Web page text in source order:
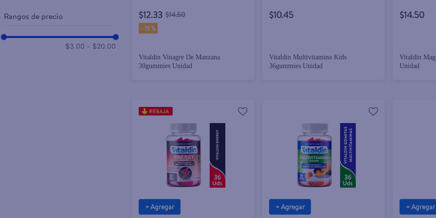
Rangos de precio
$3.00 – $20.00
$12.33 $14.50
-15 %
Vitaldin Vinagre De Manzana
30gummies Unidad
$10.45
Vitaldin Multivitamina Kids
36gummies Unidad
$14.50
Vitaldin
Unidad
+ Agregar + Agregar + Agregar